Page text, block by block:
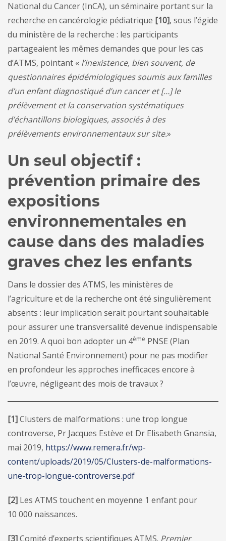
National du Cancer (InCA), un séminaire portant sur la
recherche en cancérologie pédiatrique [10], sous l’égide
du ministère de la recherche : les participants
partageaient les mêmes demandes que pour les cas
d’ATMS, pointant « l’inexistence, bien souvent, de
questionnaires épidémiologiques soumis aux familles
d’un enfant diagnostiqué d’un cancer et […] le
prélèvement et la conservation systématiques
d’échantillons biologiques, associés à des
prélèvements environnementaux sur site.»
Un seul objectif :
prévention primaire des
expositions
environnementales en
cause dans des maladies
graves chez les enfants
Dans le dossier des ATMS, les ministères de
l’agriculture et de la recherche ont été singulièrement
absents : leur implication serait pourtant souhaitable
pour assurer une transversalité devenue indispensable
en 2019. A quoi bon adopter un 4ème PNSE (Plan
National Santé Environnement) pour ne pas modifier
en profondeur les approches inefficaces encore à
l’œuvre, négligeant des mois de travaux ?
[1]Clusters de malformations : une trop longue
controverse, Pr Jacques Estève et Dr Elisabeth Gnansia,
mai 2019, https://www.remera.fr/wp-
content/uploads/2019/05/Clusters-de-malformations-
une-trop-longue-controverse.pdf
[2] Les ATMS touchent en moyenne 1 enfant pour
10 000 naissances.
[3]Comité d’experts scientifiques ATMS. Premier